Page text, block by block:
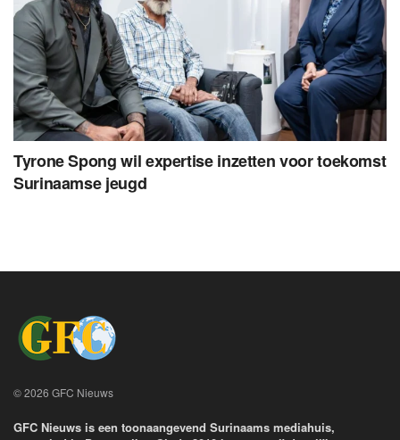
Tyrone Spong wil expertise inzetten voor toekomst
Surinaamse jeugd
© 2026 GFC Nieuws
GFC Nieuws is een toonaangevend Surinaams mediahuis,